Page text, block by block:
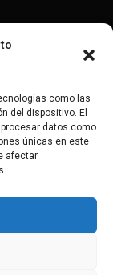
como las
del dispositivo. El
datos como
únicas en este
afectar